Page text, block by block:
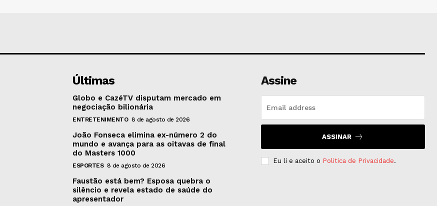
Últimas
Globo e CazéTV disputam mercado em
negociação bilionária
ENTRETENIMENTO 8 de agosto de 2026
João Fonseca elimina ex-número 2 do
mundo e avança para as oitavas de final
do Masters 1000
ESPORTES 8 de agosto de 2026
Faustão está bem? Esposa quebra o
silêncio e revela estado de saúde do
apresentador
Assine
ASSINAR
Eu li e aceito o Politica de Privacidade.